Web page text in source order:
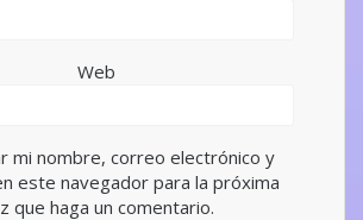
Web
mi nombre, correo electrónico y
este navegador para la próxima
que haga un comentario.